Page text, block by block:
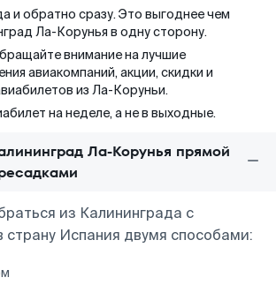
и обратно сразу. Это выгоднее чем
Ла-Корунья в одну сторону.
внимание на лучшие
авиакомпаний, акции, скидки и
из Ла-Коруньи.
на неделе, а не в выходные.
Ла-Корунья прямой
из Калининграда с
страну Испания двумя способами: